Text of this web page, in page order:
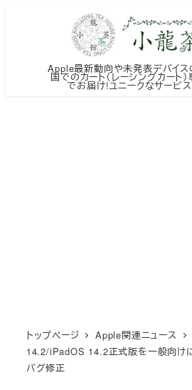
Apple最新動向や未発表デバイス
国でのカート（レーシングカート
でお届け!ユニークなサービ
トップページ Apple関連ニュース
14.2/iPadOS 14.2正式版を一般向け
バグ修正